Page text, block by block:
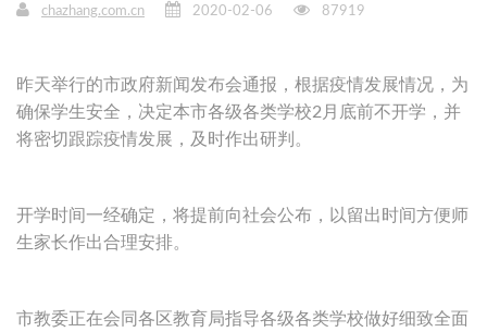
chazhang.com.cn 2020-02-06 87919
昨天举行的市政府新闻发布会通报，根据疫情发展情况，为
确保学生安全，决定本市各级各类学校2月底前不开学，并
将密切跟踪疫情发展，及时作出研判。
开学时间一经确定，将提前向社会公布，以留出时间方便师
生家长作出合理安排。
市教委正在会同各区教育局指导各级各类学校做好细致全面